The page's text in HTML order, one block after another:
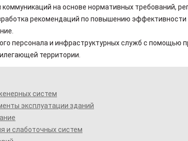
на основе нормативных требований,
рекомендаций по повышению эффективности
персонала и инфраструктурных служб с помощью
территории.
систем
эксплуатации зданий
и слаботочных систем